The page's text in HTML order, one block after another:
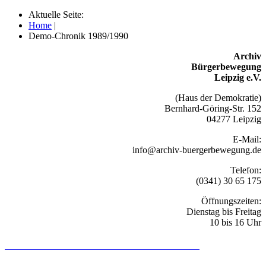
Aktuelle Seite:
Home |
Demo-Chronik 1989/1990
Archiv
Bürgerbewegung
Leipzig e.V.
(Haus der Demokratie)
Bernhard-Göring-Str. 152
04277 Leipzig
E-Mail:
info@archiv-buergerbewegung.de
Telefon:
(0341) 30 65 175
Öffnungszeiten:
Dienstag bis Freitag
10 bis 16 Uhr